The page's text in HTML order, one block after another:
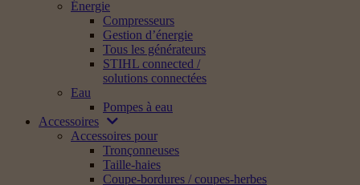
Énergie
Compresseurs
Gestion d’énergie
Tous les générateurs
STIHL connected /
solutions connectées
Eau
Pompes à eau
Accessoires
Accessoires pour
Tronçonneuses
Taille-haies
Coupe-bordures / coupes-herbes